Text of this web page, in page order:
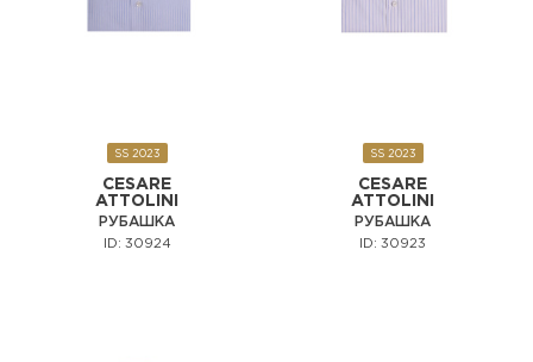
SS 2023
CESARE
ATTOLINI
РУБАШКА
ID: 30924
SS 2023
CESARE
ATTOLINI
РУБАШКА
ID: 30923